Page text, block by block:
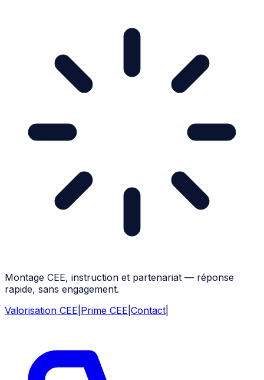
Montage CEE, instruction et partenariat — réponse
rapide, sans engagement.
Valorisation CEE Prime CEE Contact